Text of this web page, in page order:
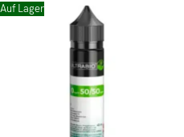
Auf Lager